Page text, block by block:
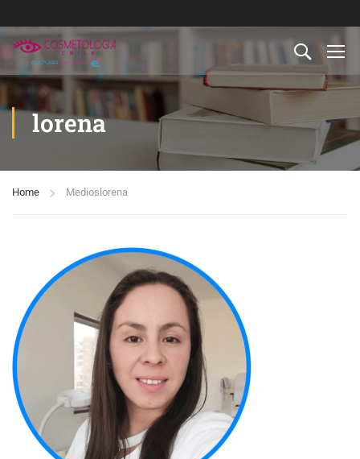
lorena
Home Medios lorena